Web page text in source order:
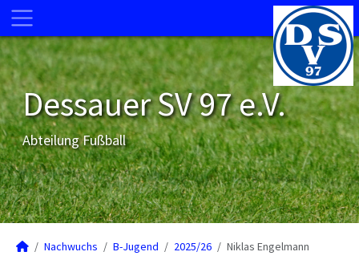
Dessauer SV 97 e.V.
Abteilung Fußball
Nachwuchs B-Jugend 2025/26 Niklas Engelmann